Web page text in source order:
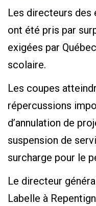
Les directeurs des
ont été pris par
exigées par
scolaire.
Les coupes
répercussions
d’annulation de
suspension de
surcharge pour le
Le directeur
Labelle à